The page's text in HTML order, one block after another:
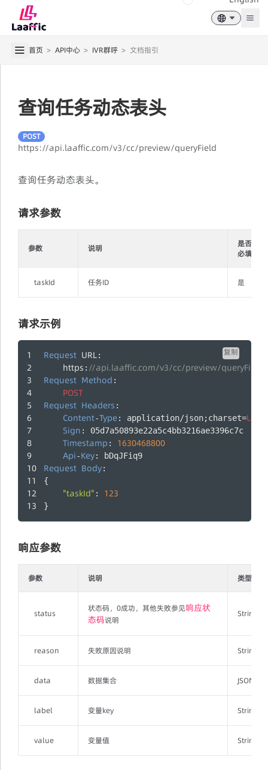
首页 > API中心 > IVR群呼 > 文档指引
查询任务动态表头
POST
https://api.laaffic.com/v3/cc/preview/queryField
查询任务动态表头。
请求参数
参数 说明
是否
必填
taskId 任务ID 是
请求示例
复制
Request URL:
https : //api.laaffic.com/v3/cc/preview/queryField
Request Method :
POST
Request Headers :
Content-Type: application/json;charset=UTF
Sign : 05d7a50893e22a5c4bb3216ae3396c7c
Timestamp : 1630468800
Api-Key: bDqJFiq9
Request Body:
{
"taskId" : 123
}
响应参数
参数 说明 类型
status
状态码，0成功，其他失败参见响应状
态码说明
String
reason 失败原因说明 String
data 数据集合
label 变量key String
value 变量值 String